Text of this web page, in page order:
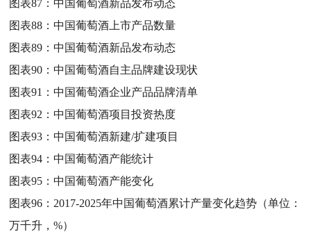
图表87：中国葡萄酒新品发布动态
图表88：中国葡萄酒上市产品数量
图表89：中国葡萄酒新品发布动态
图表90：中国葡萄酒自主品牌建设现状
图表91：中国葡萄酒企业产品品牌清单
图表92：中国葡萄酒项目投资热度
图表93：中国葡萄酒新建/扩建项目
图表94：中国葡萄酒产能统计
图表95：中国葡萄酒产能变化
图表96： 2017-2025年中国葡萄酒累计产量变化趋势（单位：
万千升，%）